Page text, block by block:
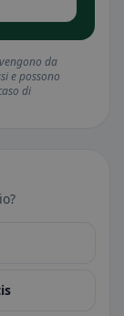
da
e possono
di